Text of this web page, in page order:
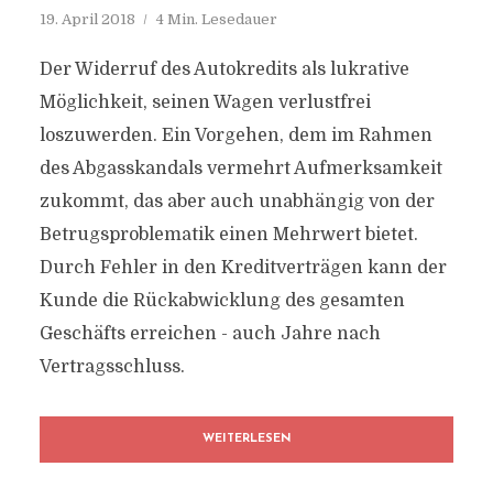
19. April 2018 4 Min. Lesedauer
Der Widerruf des Autokredits als lukrative
Möglichkeit, seinen Wagen verlustfrei
loszuwerden. Ein Vorgehen, dem im Rahmen
des Abgasskandals vermehrt Aufmerksamkeit
zukommt, das aber auch unabhängig von der
Betrugsproblematik einen Mehrwert bietet.
Durch Fehler in den Kreditverträgen kann der
Kunde die Rückabwicklung des gesamten
Geschäfts erreichen - auch Jahre nach
Vertragsschluss.
WEITERLESEN